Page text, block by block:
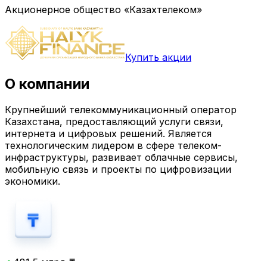
Акционерное общество «Казахтелеком»
Купить акции
О компании
Крупнейший телекоммуникационный оператор
Казахстана, предоставляющий услуги связи,
интернета и цифровых решений. Является
технологическим лидером в сфере телеком-
инфраструктуры, развивает облачные сервисы,
мобильную связь и проекты по цифровизации
экономики.